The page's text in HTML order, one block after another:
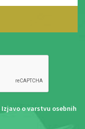
Izjavo o varstvu osebnih